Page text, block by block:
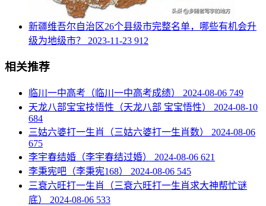
​新疆维吾尔自治区26个县级市完整名单，哪些有机会升
级为地级市？
2023-11-23 912
相关推荐
​临川一中高考（临川一中高考成绩） 2024-08-06 749
​天龙八部宝宝技悟性（天龙八部 宝宝悟性）
2024-08-10
684
​三姑六婆打一生肖（三姑六婆打一生肖数）
2024-08-06
675
​李宇春结婚（李宇春结过婚）
2024-08-06 621
​李秉宪吧（李秉宪168）
2024-08-06 545
​三衰六旺打一生肖（三衰六旺打一生肖求大神帮忙谜
底）
2024-08-06 533